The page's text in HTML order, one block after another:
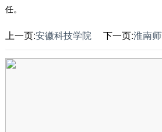
任。
上一页:安徽科技学院 下一页:淮南